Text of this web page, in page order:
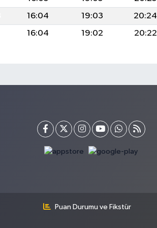
16:04 19:03
20:24
16:04 19:02 20:22
Puan Durumu ve Fikstür